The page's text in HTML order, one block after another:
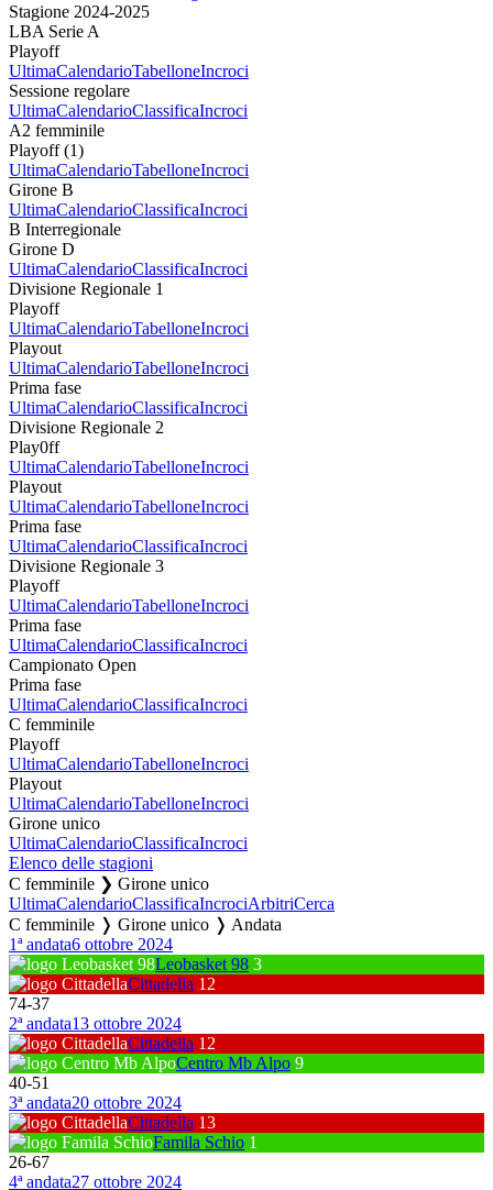
Stagione 2024-2025
LBA Serie A
Playoff
UltimaCalendarioTabelloneIncroci
Sessione regolare
UltimaCalendarioClassificaIncroci
A2 femminile
Playoff (1)
UltimaCalendarioTabelloneIncroci
Girone B
UltimaCalendarioClassificaIncroci
B Interregionale
Girone D
UltimaCalendarioClassificaIncroci
Divisione Regionale 1
Playoff
UltimaCalendarioTabelloneIncroci
Playout
UltimaCalendarioTabelloneIncroci
Prima fase
UltimaCalendarioClassificaIncroci
Divisione Regionale 2
Play0ff
UltimaCalendarioTabelloneIncroci
Playout
UltimaCalendarioTabelloneIncroci
Prima fase
UltimaCalendarioClassificaIncroci
Divisione Regionale 3
Playoff
UltimaCalendarioTabelloneIncroci
Prima fase
UltimaCalendarioClassificaIncroci
Campionato Open
Prima fase
UltimaCalendarioClassificaIncroci
C femminile
Playoff
UltimaCalendarioTabelloneIncroci
Playout
UltimaCalendarioTabelloneIncroci
Girone unico
UltimaCalendarioClassificaIncroci
Elenco delle stagioni
C femminile ❯ Girone unico
UltimaCalendarioClassificaIncrociArbitriCerca
C femminile ❭ Girone unico ❭ Andata
1ª andata6 ottobre 2024
Leobasket 98 3
Cittadella 12
74-37
2ª andata13 ottobre 2024
Cittadella 12
Centro Mb Alpo 9
40-51
3ª andata20 ottobre 2024
Cittadella 13
Famila Schio 1
26-67
4ª andata27 ottobre 2024